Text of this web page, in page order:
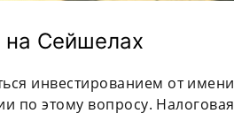
на Сейшелах
инвестированием от имени
по этому вопросу. Налоговая